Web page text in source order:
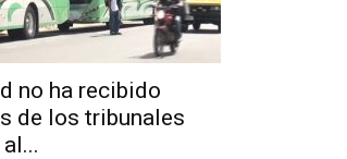
no ha recibido
de los tribunales